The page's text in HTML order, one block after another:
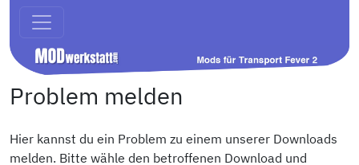
Problem melden
Hier kannst du ein Problem zu einem unserer Downloads
melden. Bitte wähle den betroffenen Download und